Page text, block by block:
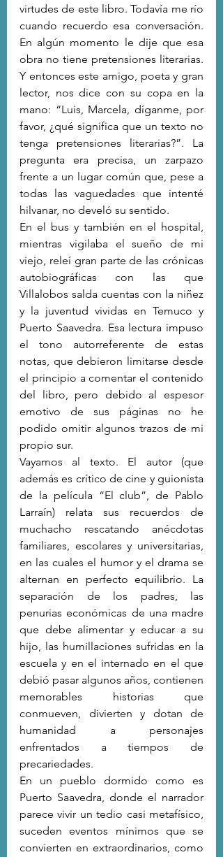
virtudes de este libro. Todavía me río
cuando recuerdo esa conversación.
En algún momento le dije que esa
obra no tiene pretensiones literarias.
Y entonces este amigo, poeta y gran
lector, nos dice con su copa en la
mano: “Luis, Marcela, díganme, por
favor, ¿qué significa que un texto no
tenga pretensiones literarias?”. La
pregunta era precisa, un zarpazo
frente a un lugar común que, pese a
todas las vaguedades que intenté
hilvanar, no develó su sentido.
En el bus y también en el hospital,
mientras vigilaba el sueño de mi
viejo, releí gran parte de las crónicas
autobiográficas con las que
Villalobos salda cuentas con la niñez
y la juventud vividas en Temuco y
Puerto Saavedra. Esa lectura impuso
el tono autorreferente de estas
notas, que debieron limitarse desde
el principio a comentar el contenido
del libro, pero debido al espesor
emotivo de sus páginas no he
podido omitir algunos trazos de mi
propio sur.
Vayamos al texto. El autor (que
además es crítico de cine y guionista
de la película “El club”, de Pablo
Larraín) relata sus recuerdos de
muchacho rescatando anécdotas
familiares, escolares y universitarias,
en las cuales el humor y el drama se
alternan en perfecto equilibrio. La
separación de los padres, las
penurias económicas de una madre
que debe alimentar y educar a su
hijo, las humillaciones sufridas en la
escuela y en el internado en el que
debió pasar algunos años, contienen
memorables historias que
conmueven, divierten y dotan de
humanidad a personajes
enfrentados a tiempos de
precariedades.
En un pueblo dormido como es
Puerto Saavedra, donde el narrador
parece vivir un tedio casi metafísico,
suceden eventos mínimos que se
convierten en extraordinarios, como